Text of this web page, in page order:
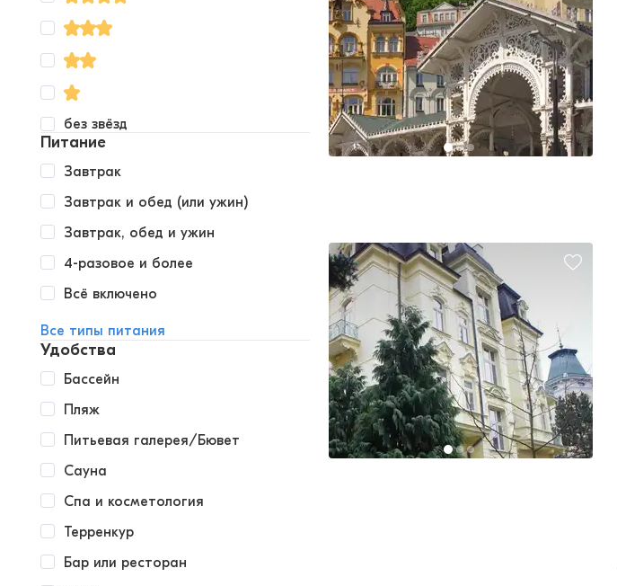
без звёзд
Питание
Завтрак
Завтрак и обед (или ужин)
Завтрак, обед и ужин
4-разовое и более
Всё включено
Все типы питания
Удобства
Бассейн
Пляж
Питьевая галерея/Бювет
Сауна
Спа и косметология
Терренкур
Бар или ресторан